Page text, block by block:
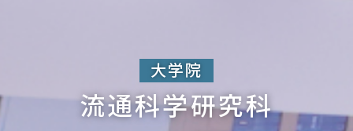
大学院
流通科学研究科